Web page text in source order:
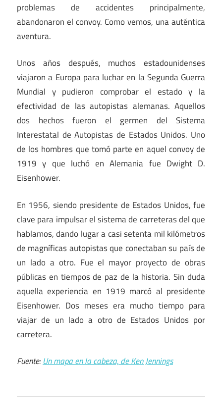
problemas de accidentes principalmente,
abandonaron el convoy. Como vemos, una auténtica
aventura.
Unos años después, muchos estadounidenses
viajaron a Europa para luchar en la Segunda Guerra
Mundial y pudieron comprobar el estado y la
efectividad de las autopistas alemanas. Aquellos
dos hechos fueron el germen del Sistema
Interestatal de Autopistas de Estados Unidos. Uno
de los hombres que tomó parte en aquel convoy de
1919 y que luchó en Alemania fue Dwight D.
Eisenhower.
En 1956, siendo presidente de Estados Unidos, fue
clave para impulsar el sistema de carreteras del que
hablamos, dando lugar a casi setenta mil kilómetros
de magníficas autopistas que conectaban su país de
un lado a otro. Fue el mayor proyecto de obras
públicas en tiempos de paz de la historia. Sin duda
aquella experiencia en 1919 marcó al presidente
Eisenhower. Dos meses era mucho tiempo para
viajar de un lado a otro de Estados Unidos por
carretera.
Fuente:Un mapa en la cabeza, de Ken Jennings